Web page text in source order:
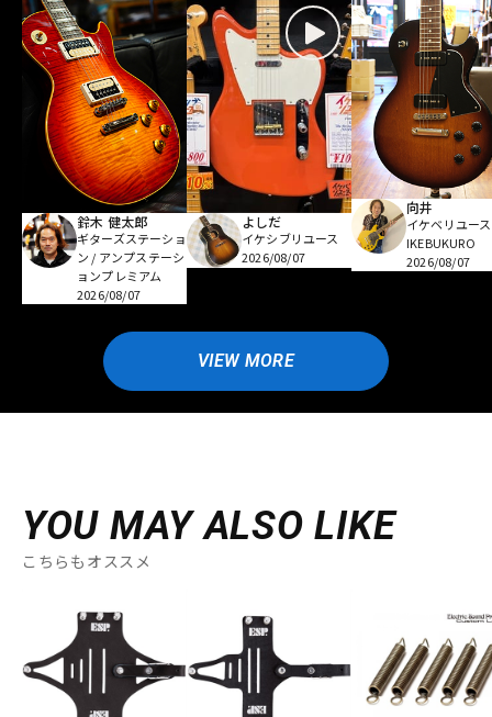
鈴木 健太郎
ギターズステーショ
ン / アンプステーシ
ョンプレミアム
2026/08/07
よしだ
イケシブリユース
2026/08/07
向井
イケベリユース
IKEBUKURO
2026/08/07
VIEW MORE
YOU MAY ALSO LIKE
こちらもオススメ